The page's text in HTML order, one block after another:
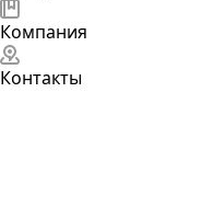
Компания
Контакты